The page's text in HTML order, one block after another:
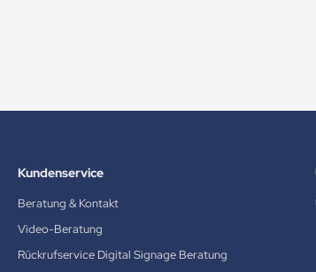
Kundenservice
Beratung & Kontakt
Video-Beratung
Rückrufservice Digital Signage Beratung